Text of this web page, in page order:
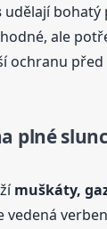
udělají bohatý
ale
ochranu
plné
muškáty,
vedená